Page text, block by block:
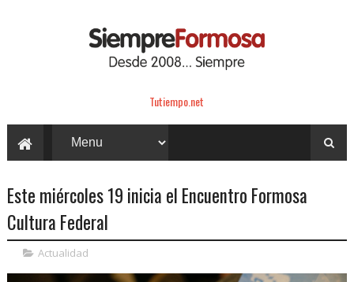
Tutiempo.net
Este miércoles 19 inicia el Encuentro Formosa
Cultura Federal
Actualidad